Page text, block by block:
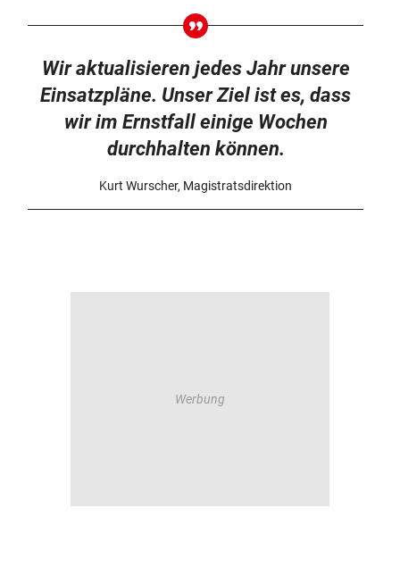
Wir aktualisieren jedes Jahr unsere
Einsatzpläne. Unser Ziel ist es, dass
wir im Ernstfall einige Wochen
durchhalten können.
Kurt Wurscher, Magistratsdirektion